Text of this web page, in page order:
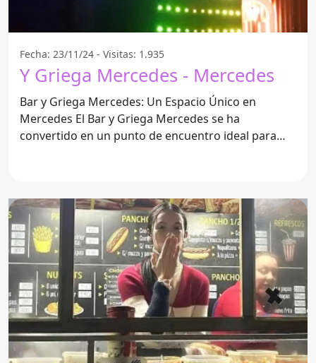
Fecha: 23/11/24 - Visitas: 1.935
Y Griega Mercedes - Mercedes
Bar y Griega Mercedes: Un Espacio Único en
Mercedes El Bar y Griega Mercedes se ha
convertido en un punto de encuentro ideal para